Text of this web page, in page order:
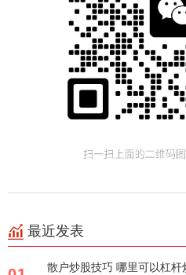
最近发表
散户炒股技巧 哪里可以杠